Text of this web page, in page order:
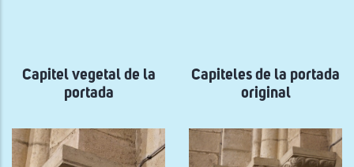
navegación
Capitel vegetal de la
portada
Capiteles de la portada
original